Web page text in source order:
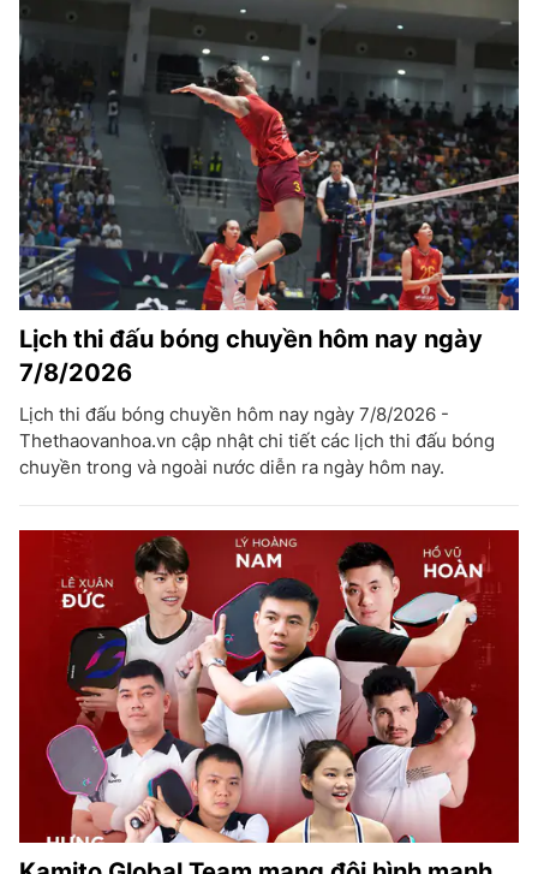
Lịch thi đấu bóng chuyền hôm nay ngày
7/8/2026
Lịch thi đấu bóng chuyền hôm nay ngày 7/8/2026 -
Thethaovanhoa.vn cập nhật chi tiết các lịch thi đấu bóng
chuyền trong và ngoài nước diễn ra ngày hôm nay.